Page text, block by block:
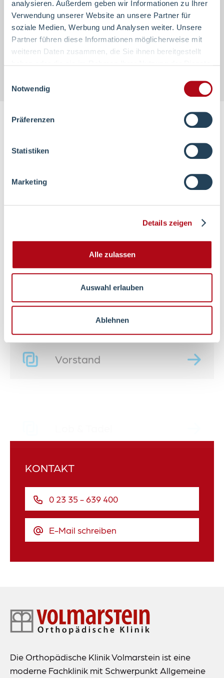
analysieren. Außerdem geben wir Informationen zu Ihrer
Verwendung unserer Website an unsere Partner für
soziale Medien, Werbung und Analysen weiter. Unsere
Partner führen diese Informationen möglicherweise mit
weiteren Daten zusammen, die Sie ihnen bereitgestellt
Notwendig
Präferenzen
Statistiken
Marketing
Details zeigen
Alle zulassen
Auswahl erlauben
Ablehnen
einzuschätzen. Wir freuen uns, wenn Sie uns
bewerten:
Google
Betriebsleitung
Vorstand
KONTAKT
0 23 35 - 639 400
E-Mail schreiben
Footer-
Navigation
Die Orthopädische Klinik Volmarstein ist eine
moderne Fachklinik mit Schwerpunkt Allgemeine